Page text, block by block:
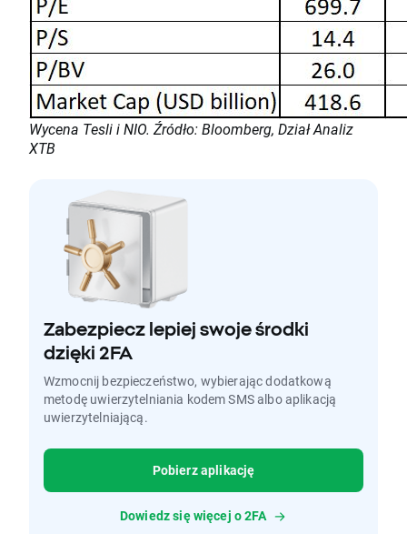
Wycena Tesli i NIO. Źródło: Bloomberg, Dział Analiz
XTB
Zabezpiecz lepiej swoje środki
dzięki 2FA
Wzmocnij bezpieczeństwo, wybierając dodatkową
metodę uwierzytelniania kodem SMS albo aplikacją
uwierzytelniającą.
Pobierz aplikację
Dowiedz się więcej o 2FA